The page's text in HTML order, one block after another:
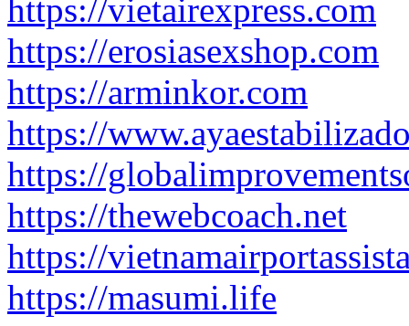
https://vietairexpress.com
https://erosiasexshop.com
https://arminkor.com
https://
https://
https://thewebcoach.net
https://
https://masumi.life